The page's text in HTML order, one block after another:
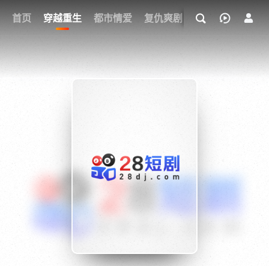
首页 穿越重生 都市情爱 复仇爽剧 玄幻武侠 奇幻
我的观影记录
{if condition="$obj.vod_points